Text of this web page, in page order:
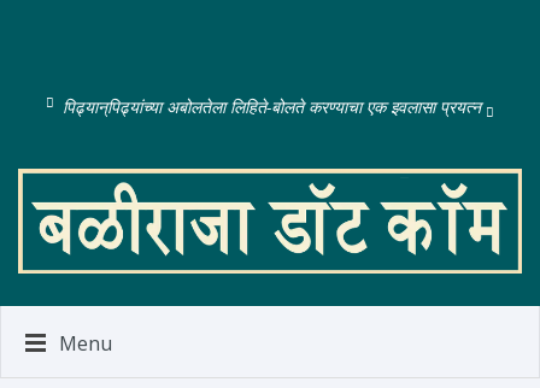
पिढ्यान्‌पिढ्यांच्या अबोलतेला लिहिते-बोलते करण्याचा एक इवलासा प्रयत्न
Menu